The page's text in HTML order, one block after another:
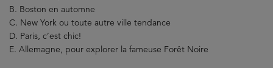
B. Boston en automne
C. New York ou toute autre ville tendance
D. Paris, c’est chic!
E. Allemagne, pour explorer la fameuse Forêt Noire